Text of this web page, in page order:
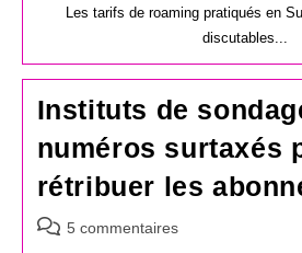
Les tarifs de roaming pratiqués en
discutables...
Instituts de
numéros surtaxés
rétribuer les
Commentaires
5 commentaires